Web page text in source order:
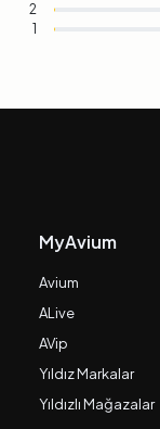
2
1
MyAvium
Avium
ALive
AVip
Yıldız Markalar
Yıldızlı Mağazalar